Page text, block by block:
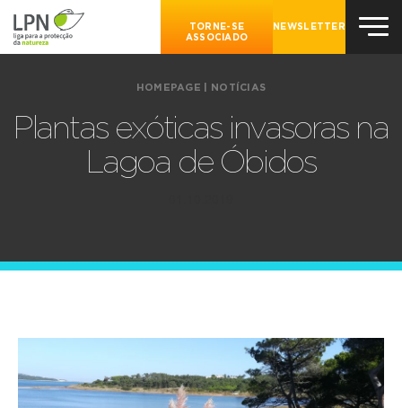
TORNE-SE
ASSOCIADO
NEWSLETTER
HOMEPAGE NOTÍCIAS
Plantas exóticas invasoras na
Lagoa de Óbidos